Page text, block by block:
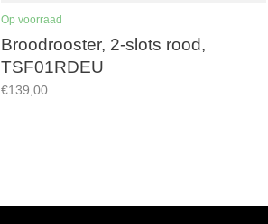
Op voorraad
Broodrooster, 2-slots rood,
TSF01RDEU
€139,00